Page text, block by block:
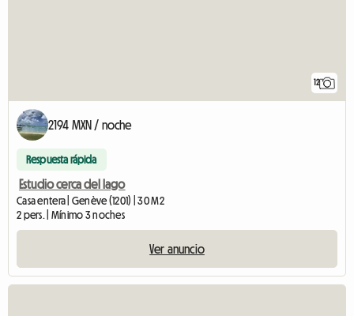
12
2194 MXN / noche
Respuesta rápida
Estudio cerca del lago
Casa entera | Genève (1201) | 30 M2
2 pers. | Mínimo 3 noches
Ver anuncio